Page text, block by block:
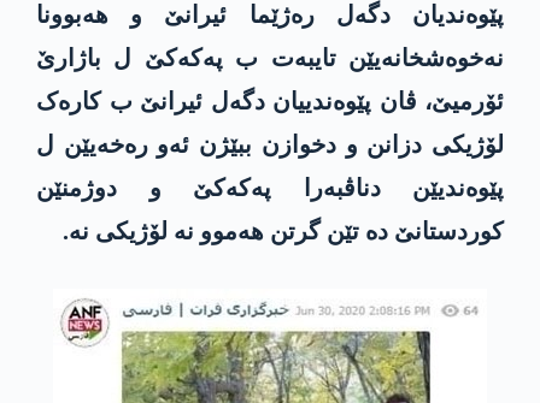
پێوەندیان دگەل رەژێما ئیرانێ و هەبوونا
نەخوەشخانەیێن تایبەت ب پەکەکێ ل باژارێ
ئۆرمیێ، ڤان پێوەندییان دگەل ئیرانێ ب کارەک
لۆژیکی دزانن و دخوازن ببێژن ئەو رەخەیێن ل
پێوەندیێن دناڤبەرا پەکەکێ و دوژمنێن
کوردستانێ دە تێن گرتن هەموو نە لۆژیکی نە.